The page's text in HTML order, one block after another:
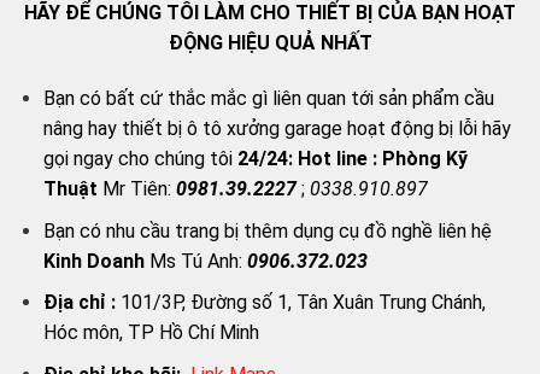
HÃY ĐỂ CHÚNG TÔI LÀM CHO THIẾT BỊ CỦA BẠN HOẠT
ĐỘNG HIỆU QUẢ NHẤT
Bạn có bất cứ thắc mắc gì liên quan tới sản phẩm cầu
nâng hay thiết bị ô tô xưởng garage hoạt động bị lỗi hãy
gọi ngay cho chúng tôi 24/24: Hot line : Phòng Kỹ
Thuật Mr Tiên: 0981.39.2227; 0338.910.897
Bạn có nhu cầu trang bị thêm dụng cụ đồ nghề liên hệ
Kinh DoanhMs Tú Anh: 0906.372.023
Địa chỉ :101/3P, Đường số 1, Tân Xuân Trung Chánh,
Hóc môn, TP Hồ Chí Minh